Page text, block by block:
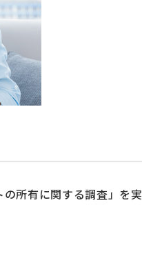
所有に関する調査」を実